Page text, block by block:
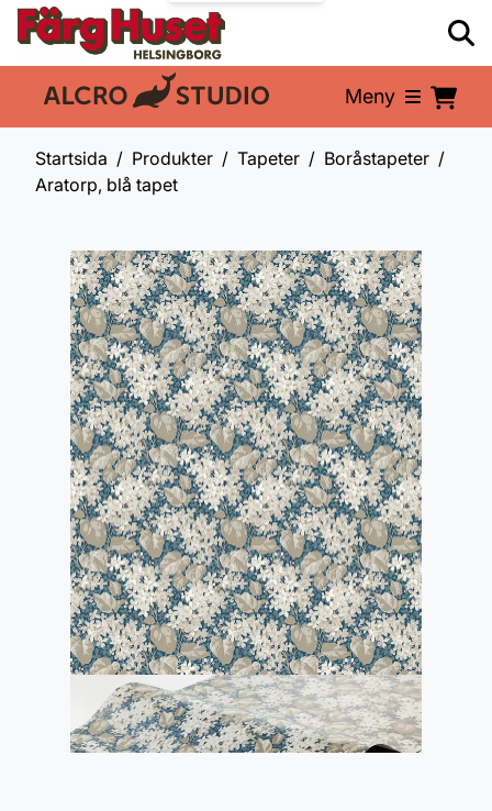
En del av: Meny
Startsida Produkter Tapeter
Boråstapeter
Aratorp, blå tapet